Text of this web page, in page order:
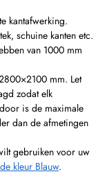
kantafwerking.
schuine kanten etc.
van 1000 mm
mm. Let
zodat elk
is de maximale
dan de afmetingen
gebruiken voor uw
kleur Blauw.